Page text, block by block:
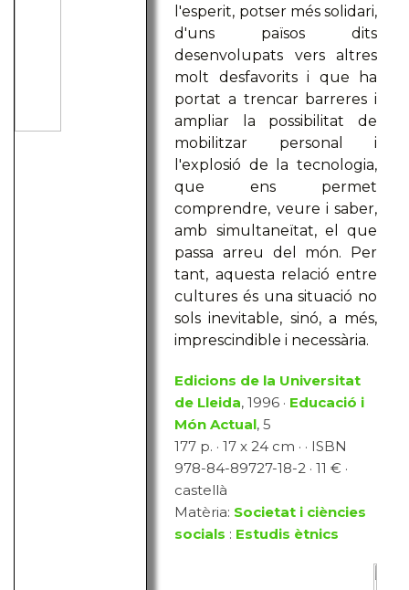
l'esperit, potser més solidari,
d'uns països dits
desenvolupats vers altres
molt desfavorits i que ha
portat a trencar barreres i
ampliar la possibilitat de
mobilitzar personal i
l'explosió de la tecnologia,
que ens permet
comprendre, veure i saber,
amb simultaneïtat, el que
passa arreu del món. Per
tant, aquesta relació entre
cultures és una situació no
sols inevitable, sinó, a més,
imprescindible i necessària.
Edicions de la Universitat
de Lleida, 1996 · Educació i
Món Actual, 5
177 p. · 17 x 24 cm · · ISBN
978-84-89727-18-2 · 11 € ·
castellà
Matèria: Societat i ciències
socials : Estudis ètnics